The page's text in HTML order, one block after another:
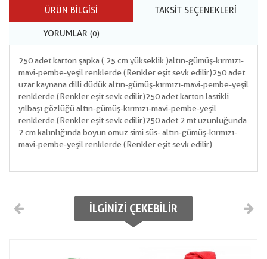
ÜRÜN BILGISI TAKSIT SEÇENEKLERI
YORUMLAR (0)
250 adet karton şapka ( 25 cm yükseklik ) altın-gümüş-kırmızı-
mavi-pembe-yeşil renklerde.(Renkler eşit sevk edilir)250 adet
uzar kaynana dilli düdük altın-gümüş-kırmızı-mavi-pembe-yeşil
renklerde.(Renkler eşit sevk edilir)250 adet karton lastikli
yılbaşı gözlüğü altın-gümüş-kırmızı-mavi-pembe-yeşil
renklerde.(Renkler eşit sevk edilir)250 adet 2 mt uzunluğunda
2 cm kalınlığında boyun omuz simi süs- altın-gümüş-kırmızı-
mavi-pembe-yeşil renklerde.(Renkler eşit sevk edilir)
İLGINIZI ÇEKEBILIR